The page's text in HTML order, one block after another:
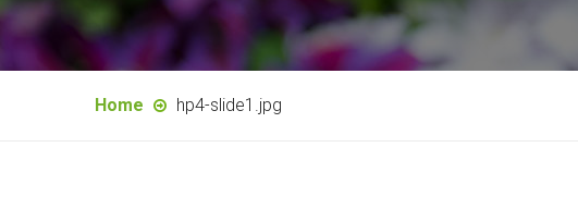
Home hp4-slide1.jpg